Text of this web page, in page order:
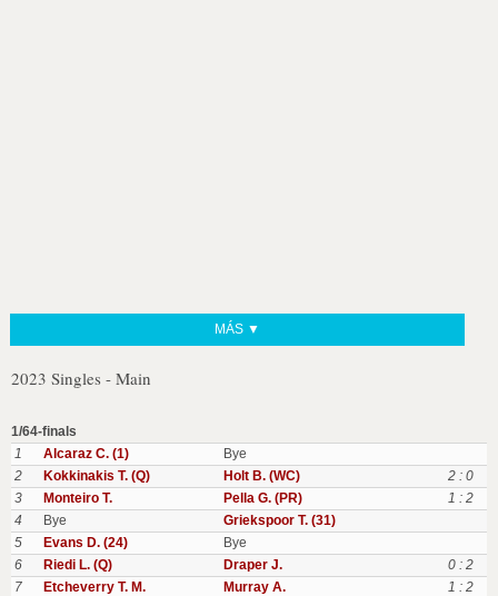
MÁS ▼
2023 Singles - Main
1/64-finals
1
Alcaraz C. (1)
Bye
2
Kokkinakis T. (Q) Holt B. (WC)
2 : 0
3
Monteiro T. Pella G. (PR)
1 : 2
4
Bye
Griekspoor T. (31)
5
Evans D. (24)
Bye
6
Riedi L. (Q) Draper J.
0 : 2
7
Etcheverry T. M. Murray A.
1 : 2